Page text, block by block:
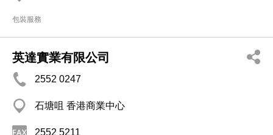
包裝服務
英達實業有限公司
2552 0247
石塘咀 香港商業中心
2552 5211